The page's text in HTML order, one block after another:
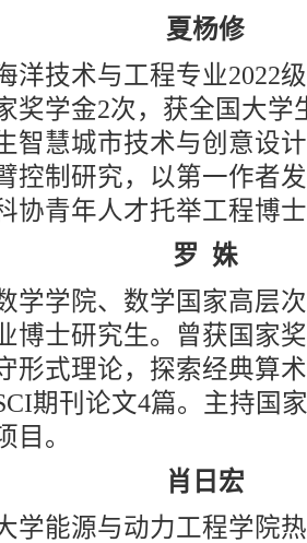
夏杨修
技术与工程专业2022级
奖学金2次，获全国大学
智慧城市技术与创意设
控制研究，以第一作者
协青年人才托举工程博
罗 姝
学院、数学国家高层次
博士研究生。曾获国家
形式理论，探索经典算
期刊论文4篇。主持国
目。
肖日宏
能源与动力工程学院热